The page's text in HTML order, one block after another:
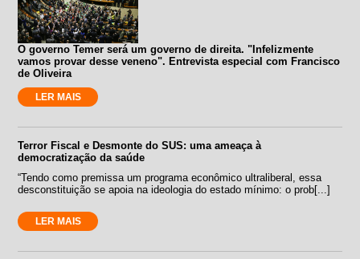
O governo Temer será um governo de direita. "Infelizmente
vamos provar desse veneno". Entrevista especial com Francisco
de Oliveira
LER MAIS
Terror Fiscal e Desmonte do SUS: uma ameaça à
democratização da saúde
“Tendo como premissa um programa econômico ultraliberal, essa
desconstituição se apoia na ideologia do estado mínimo: o prob[...]
LER MAIS